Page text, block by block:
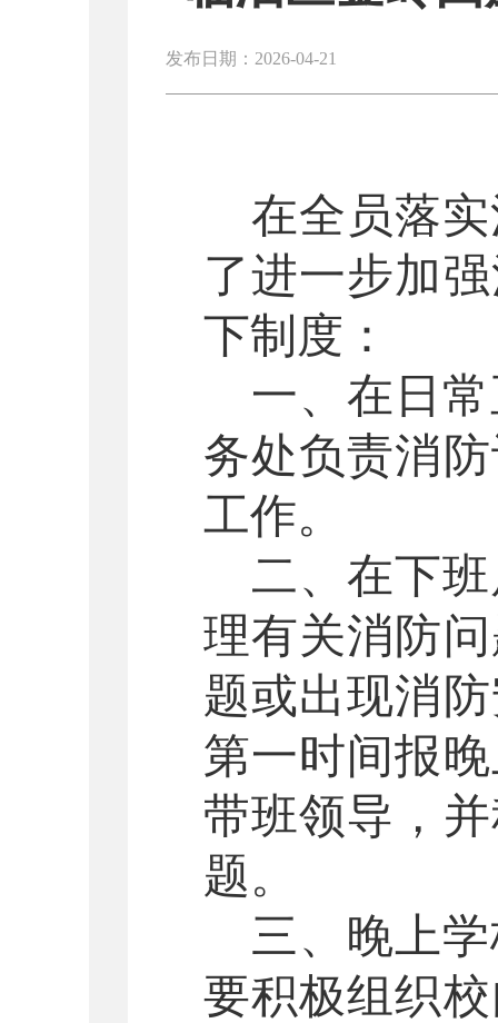
发布日期：2026-04-21
在全员落
了进一步加
下制度：
一、在日
务处负责消
工作。
二、在下
理有关消防
题或出现消
第一时间报
带班领导，
题。
三、晚上
要积极组织